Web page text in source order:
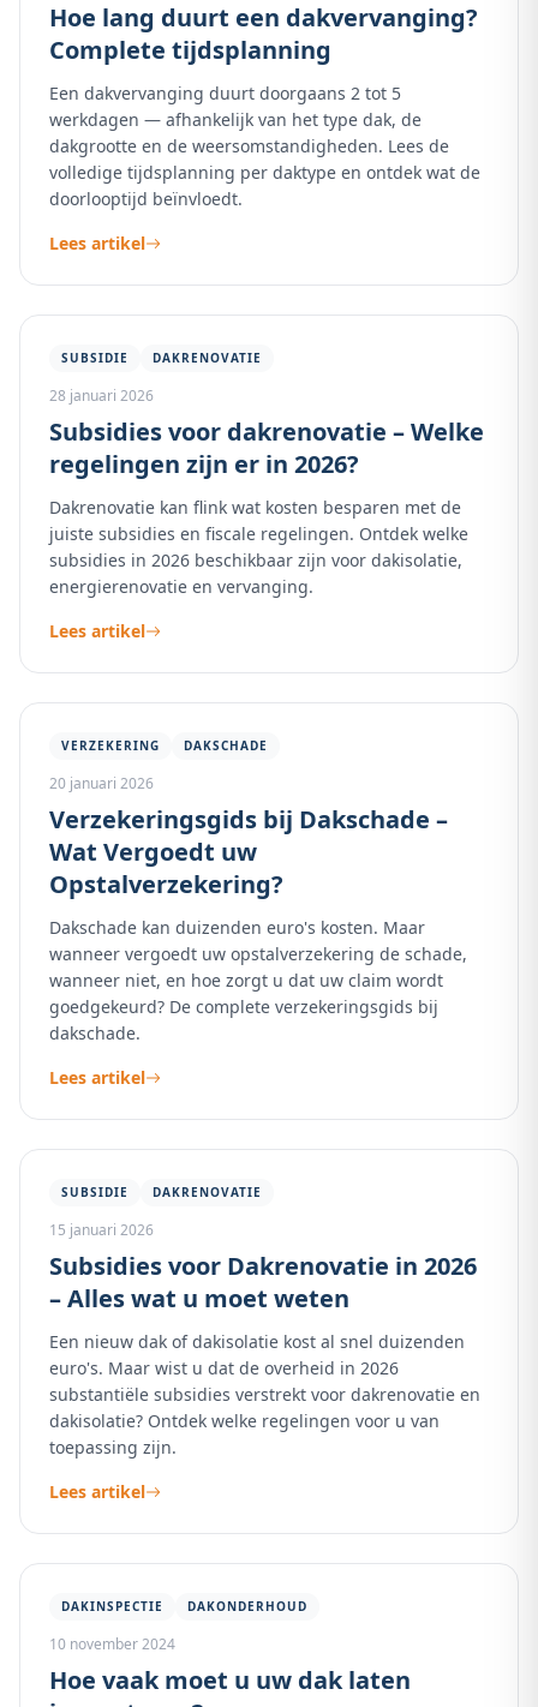
Hoe lang duurt een dakvervanging?
Complete tijdsplanning
Een dakvervanging duurt doorgaans 2 tot 5
werkdagen — afhankelijk van het type dak, de
dakgrootte en de weersomstandigheden. Lees de
volledige tijdsplanning per daktype en ontdek wat de
doorlooptijd beïnvloedt.
Lees artikel
SUBSIDIE DAKRENOVATIE
28 januari 2026
Subsidies voor dakrenovatie – Welke
regelingen zijn er in 2026?
Dakrenovatie kan flink wat kosten besparen met de
juiste subsidies en fiscale regelingen. Ontdek welke
subsidies in 2026 beschikbaar zijn voor dakisolatie,
energierenovatie en vervanging.
Lees artikel
VERZEKERING DAKSCHADE
20 januari 2026
Verzekeringsgids bij Dakschade –
Wat Vergoedt uw
Opstalverzekering?
Dakschade kan duizenden euro's kosten. Maar
wanneer vergoedt uw opstalverzekering de schade,
wanneer niet, en hoe zorgt u dat uw claim wordt
goedgekeurd? De complete verzekeringsgids bij
dakschade.
Lees artikel
SUBSIDIE DAKRENOVATIE
15 januari 2026
Subsidies voor Dakrenovatie in 2026
– Alles wat u moet weten
Een nieuw dak of dakisolatie kost al snel duizenden
euro's. Maar wist u dat de overheid in 2026
substantiële subsidies verstrekt voor dakrenovatie en
dakisolatie? Ontdek welke regelingen voor u van
toepassing zijn.
Lees artikel
DAKINSPECTIE DAKONDERHOUD
10 november 2024
Hoe vaak moet u uw dak laten